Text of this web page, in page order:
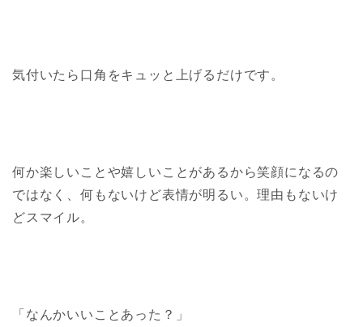
気付いたら口角をキュッと上げるだけです。
何か楽しいことや嬉しいことがあるから笑顔になるの
ではなく、何もないけど表情が明るい。理由もないけ
どスマイル。
「なんかいいことあった？」